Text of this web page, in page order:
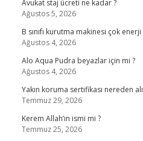
Avukat staj ücreti ne kadar ?
Ağustos 5, 2026
B sınıfı kurutma makinesi çok enerji
Ağustos 4, 2026
Alo Aqua Pudra beyazlar için mi ?
Ağustos 4, 2026
Yakın koruma sertifikası nereden
Temmuz 29, 2026
Kerem Allah’ın ismi mi ?
Temmuz 25, 2026